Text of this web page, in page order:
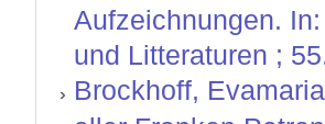
Aufzeichnungen.
und Litteraturen ;
Brockhoff,